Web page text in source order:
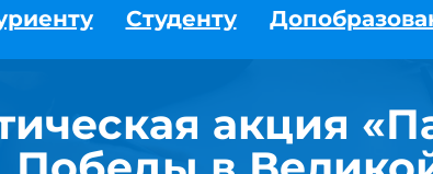
Студенту
акция